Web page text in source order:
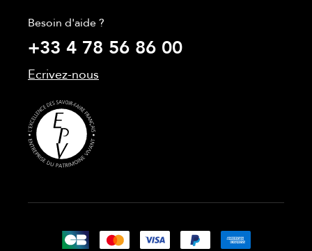
Besoin d'aide ?
+33 4 78 56 86 00
Ecrivez-nous